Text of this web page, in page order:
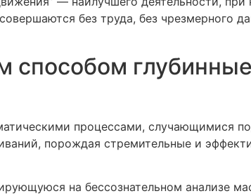
без труда, без чрезмерного
способом
процессами, случающимися
порождая стремительные и
на бессознательном анализе